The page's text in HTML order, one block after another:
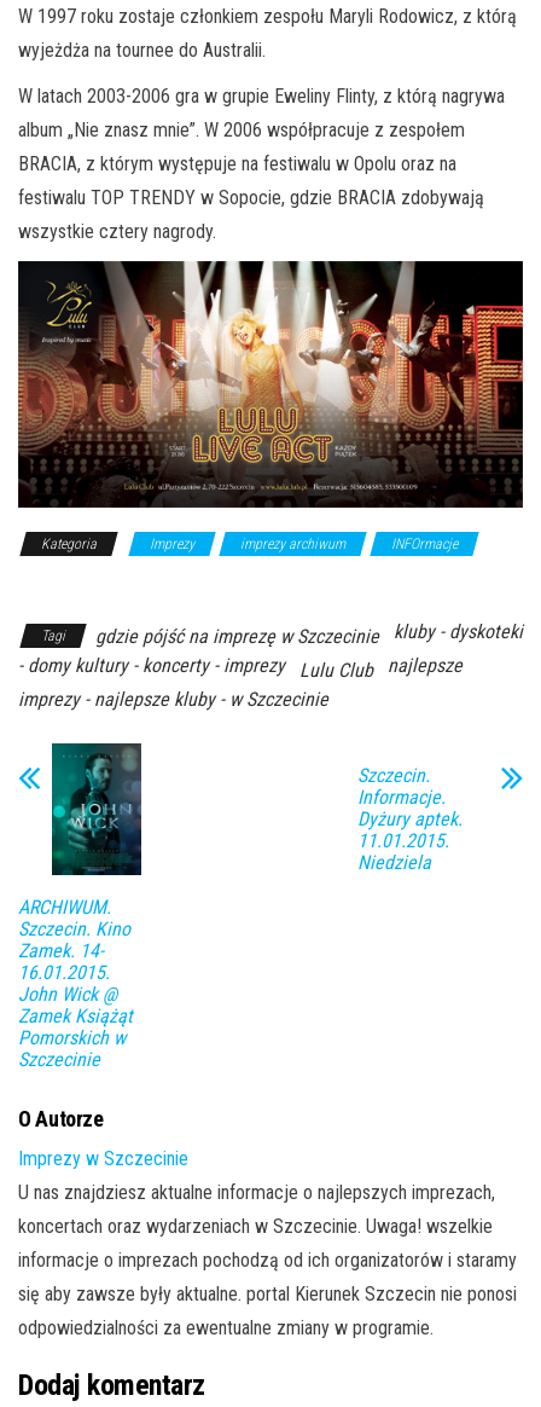
W 1997 roku zostaje członkiem zespołu Maryli Rodowicz, z którą
wyjeżdża na tournee do Australii.
W latach 2003-2006 gra w grupie Eweliny Flinty, z którą nagrywa
album „Nie znasz mnie”. W 2006 współpracuje z zespołem
BRACIA, z którym występuje na festiwalu w Opolu oraz na
festiwalu TOP TRENDY w Sopocie, gdzie BRACIA zdobywają
wszystkie cztery nagrody.
Kategoria Imprezy imprezy archiwum INFOrmacje
Tagi gdzie pójść na imprezę w Szczecinie
kluby - dyskoteki
- domy kultury - koncerty - imprezy
Lulu Club
najlepsze
imprezy - najlepsze kluby - w Szczecinie
ARCHIWUM.
Szczecin. Kino
Zamek. 14-
16.01.2015.
John Wick @
Zamek Książąt
Pomorskich w
Szczecinie
Szczecin.
Informacje.
Dyżury aptek.
11.01.2015.
Niedziela
O Autorze
Imprezy w Szczecinie
U nas znajdziesz aktualne informacje o najlepszych imprezach,
koncertach oraz wydarzeniach w Szczecinie. Uwaga! wszelkie
informacje o imprezach pochodzą od ich organizatorów i staramy
się aby zawsze były aktualne. portal Kierunek Szczecin nie ponosi
odpowiedzialności za ewentualne zmiany w programie.
Dodaj komentarz